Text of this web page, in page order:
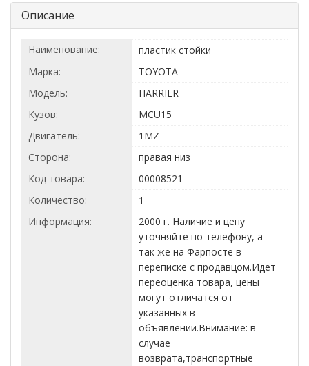
Описание
Наименование:
пластик стойки
Марка:
TOYOTA
Модель:
HARRIER
Кузов:
MCU15
Двигатель:
1MZ
Сторона:
правая низ
Код товара:
00008521
Количество:
1
Информация:
2000 г. Наличие и цену
уточняйте по телефону, а
так же на Фарпосте в
переписке с продавцом.Идет
переоценка товара, цены
могут отличатся от
указанных в
объявлении.Внимание: в
случае
возврата,транспортные